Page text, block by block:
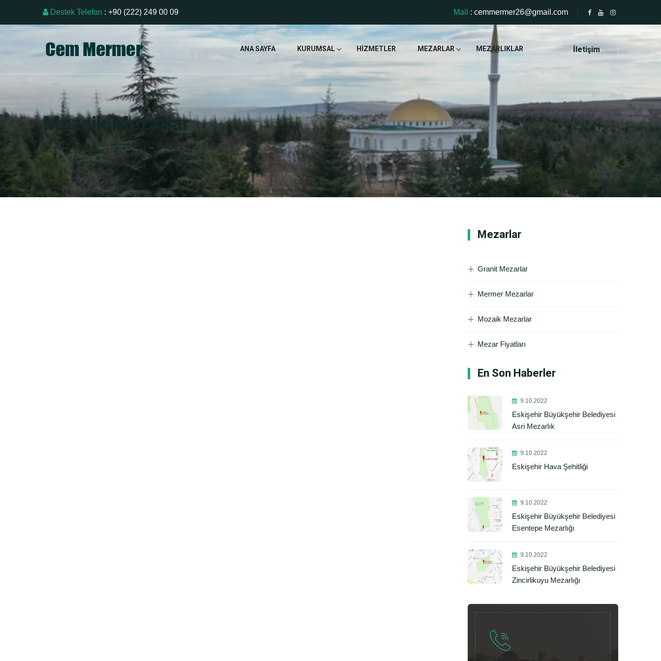
Destek Telefon : +90 (222) 249 00 09 Mail : cemmermer26@gmail.com
İletişim
ANA SAYFA KURUMSAL HIZMETLER MEZARLAR MEZARLIKLAR
Mozaik Mezarlar
Ana Sayfa → Mezarlar → Mozaik Mezarlar
Mezarlar
Granit Mezarlar
Mermer Mezarlar
Mozaik Mezarlar
Mezar Fiyatları
En Son Haberler
9.10.2022
Eskişehir Büyükşehir Belediyesi
Asri Mezarlık
9.10.2022
Eskişehir Hava Şehitliği
9.10.2022
Eskişehir Büyükşehir Belediyesi
Esentepe Mezarlığı
9.10.2022
Eskişehir Büyükşehir Belediyesi
Zincirlikuyu Mezarlığı